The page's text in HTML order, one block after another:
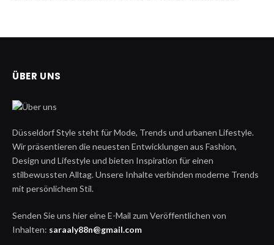
ÜBER UNS
Düsseldorf Style steht für Mode, Trends und urbanen Lifestyle.
Wir präsentieren die neuesten Entwicklungen aus Fashion,
Design und Lifestyle und bieten Inspiration für einen
stilbewussten Alltag. Unsere Inhalte verbinden moderne Trends
mit persönlichem Stil.
Senden Sie uns hier eine E-Mail zum Veröffentlichen von
Inhalten: saraaly88n@gmail.com